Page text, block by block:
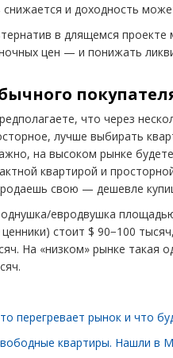
и доходность
в длящемся
цен — и понижать
что через
лучше выбирать
на высоком рынке
квартирой и
свою — дешевле
евродвушка
стоит $ 90−100
На «низком» рынке такая
перегревает рынок и что
квартиры. Нашли в